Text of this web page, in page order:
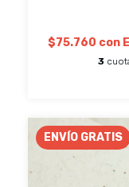
$75.760 con
3
ENVÍO GRATIS